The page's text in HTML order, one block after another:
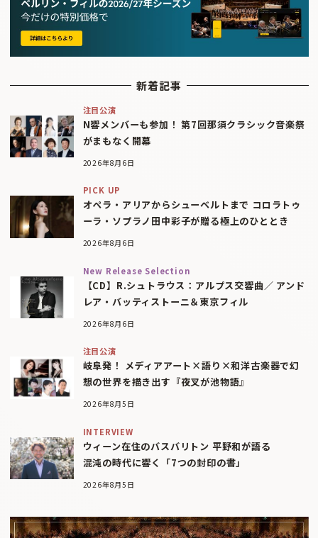
新着記事
注目公演
N響メンバーも参加！ 第7回那須クラシック音楽祭
がまもなく開幕
2026年8月6日
PICK UP
オペラ・アリアからシューベルトまで コロラトゥ
ーラ・ソプラノ田中彩子が贈る極上のひととき
2026年8月6日
New Release Selection
【CD】R.シュトラウス：アルプス交響曲／ アンド
レア・バッティストーニ＆東京フィル
2026年8月6日
注目公演
岐阜発！ メディアアート×語り×和洋古楽器で幻
想の世界を描き出す『夜叉が池物語』
2026年8月5日
INTERVIEW
ウィーン在住のバスバリトン 平野和が語る
混沌の時代に響く「7つの封印の書」
2026年8月5日